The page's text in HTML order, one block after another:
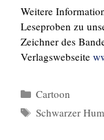
Weitere
Leseproben zu
Zeichner des
Verlagswebseite
Kategorien
Cartoon
Schlagwörter
Schwarzer